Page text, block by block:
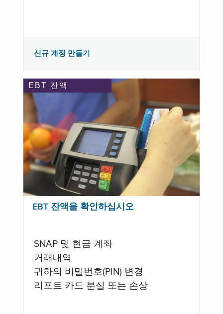
신규 계정 만들기
EBT 잔액
EBT 잔액을 확인하십시오
SNAP 및 현금 계좌
거래내역
귀하의 비밀번호(PIN) 변경
리포트 카드 분실 또는 손상